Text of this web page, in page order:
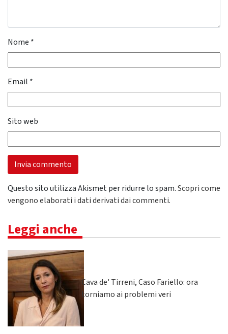
Nome *
Email *
Sito web
Questo sito utilizza Akismet per ridurre lo spam.Scopri come
vengono elaborati i dati derivati dai commenti.
Leggi anche
Cava de' Tirreni, Caso Fariello: ora
torniamo ai problemi veri